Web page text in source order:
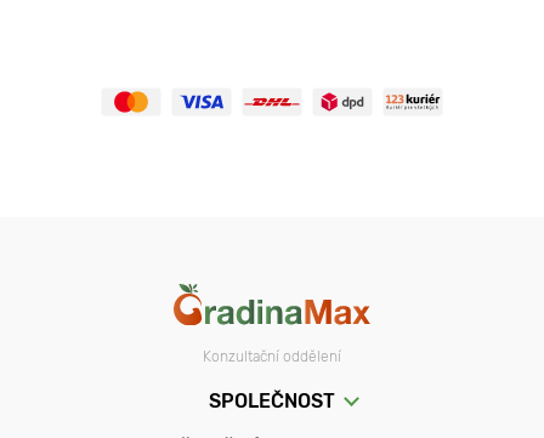
Konzultační oddělení
SPOLEČNOST